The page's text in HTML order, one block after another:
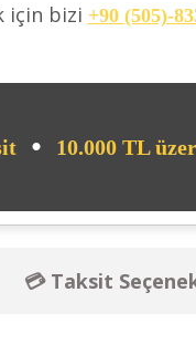
için bizi +90 (505)-
• 10.000 TL
💳 Taksit